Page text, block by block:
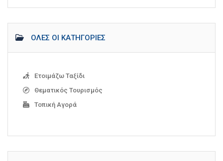
ΌΛΕΣ ΟΙ ΚΑΤΗΓΟΡΊΕΣ
Ετοιμάζω Ταξίδι
Θεματικός Τουρισμός
Τοπική Αγορά